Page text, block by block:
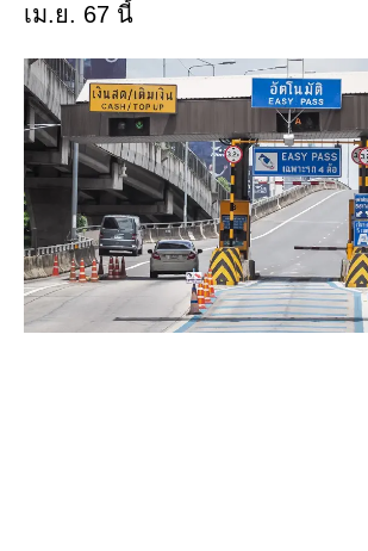
เม.ย. 67 นี้